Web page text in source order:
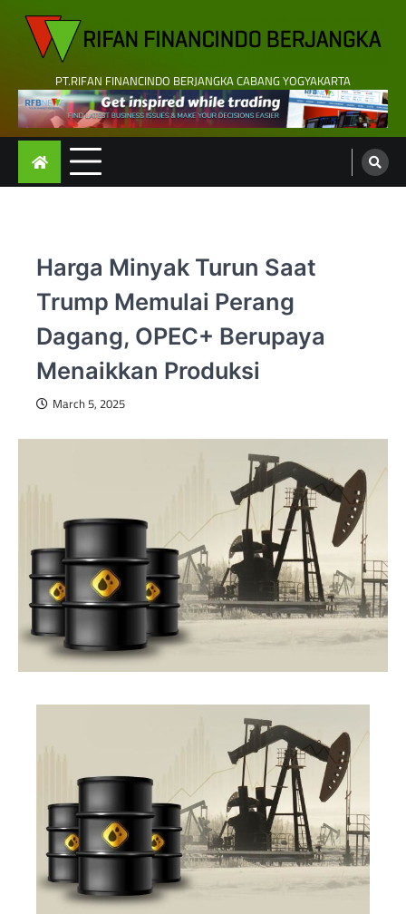
content
PT.RIFAN FINANCINDO BERJANGKA CABANG YOGYAKARTA
Harga Minyak Turun Saat
Trump Memulai Perang
Dagang, OPEC+ Berupaya
Menaikkan Produksi
March 5, 2025